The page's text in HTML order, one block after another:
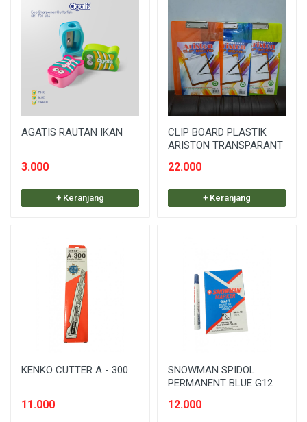
AGATIS RAUTAN IKAN
3.000
+ Keranjang
CLIP BOARD PLASTIK
ARISTON TRANSPARANT
22.000
+ Keranjang
KENKO CUTTER A - 300
11.000
SNOWMAN SPIDOL
PERMANENT BLUE G12
12.000